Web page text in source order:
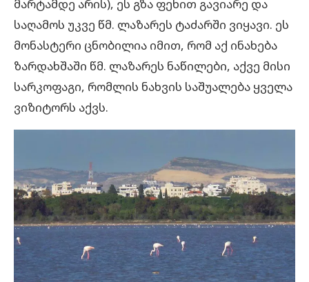
მარტამდე არის), ეს გზა ფეხით გავიარე და
საღამოს უკვე წმ. ლაზარეს ტაძარში ვიყავი. ეს
მონასტერი ცნობილია იმით, რომ აქ ინახება
ზარდახშაში წმ. ლაზარეს ნაწილები, აქვე მისი
სარკოფაგი, რომლის ნახვის საშუალება ყველა
ვიზიტორს აქვს.